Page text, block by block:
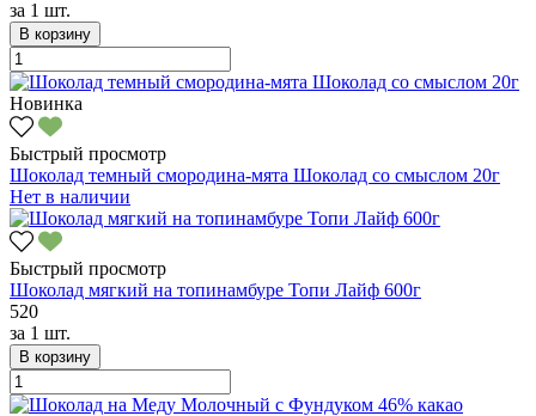
за 1 шт.
В корзину
Новинка
Быстрый просмотр
Шоколад темный смородина-мята Шоколад со смыслом 20г
Нет в наличии
Быстрый просмотр
Шоколад мягкий на топинамбуре Топи Лайф 600г
520
за 1 шт.
В корзину